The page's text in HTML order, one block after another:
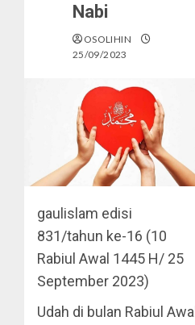
Nabi
OSOLIHIN
25/09/2023
gaulislam edisi
831/tahun ke-16 (10
Rabiul Awal 1445 H/ 25
September 2023)
Udah di bulan Rabiul Awal